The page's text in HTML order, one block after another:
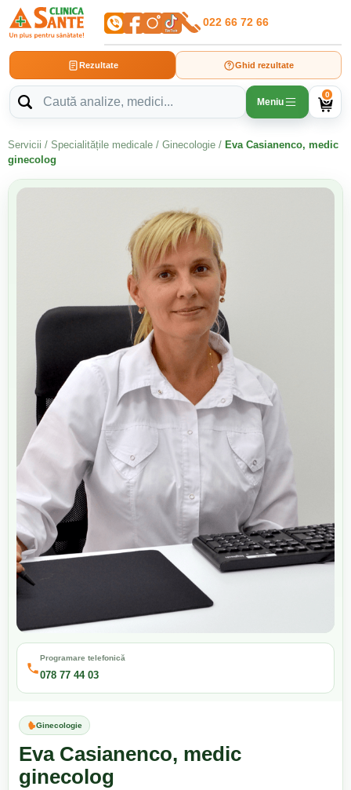
022 66 72 66
Rezultate Ghid rezultate
Meniu
0
Servicii / Specialitățile medicale / Ginecologie / Eva Casianenco, medic
ginecolog
Programare telefonică
078 77 44 03
Ginecologie
Eva Casianenco, medic
ginecolog